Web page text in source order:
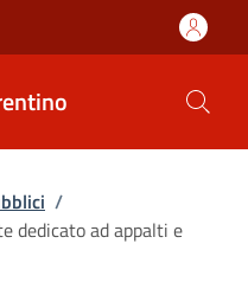
/
dedicato ad appalti e